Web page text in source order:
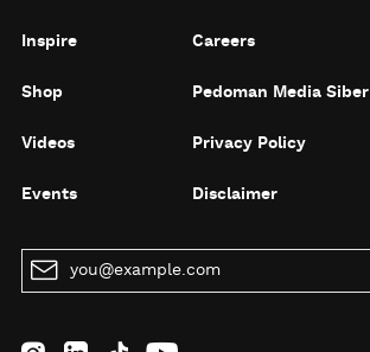
Inspire
Shop
Videos
Events
Careers
Pedoman Media Siber
Privacy Policy
Disclaimer